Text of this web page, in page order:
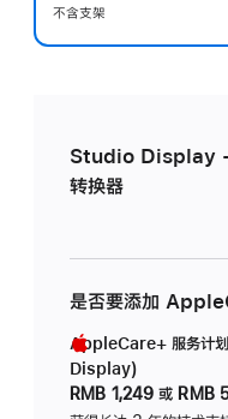
不含支架
Studio Display -
转换器
是否要添加
AppleCare+ 服务计
Display)
RMB 1,249 或 RMB